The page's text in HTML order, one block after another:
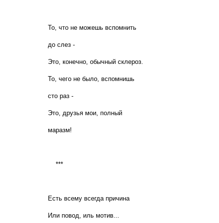
То, что не можешь вспомнить
до слез -
Это, конечно, обычный склероз.
То, чего не было, вспомнишь
сто раз -
Это, друзья мои, полный
маразм!
***
Есть всему всегда причина
Или повод, иль мотив...